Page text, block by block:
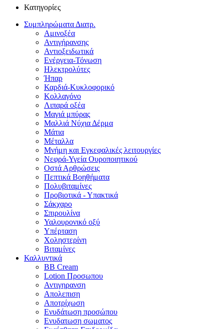
Κατηγορίες
Συμπληρώματα Διατρ.
Αμινοξέα
Αντιγήρανσης
Αντιοξειδωτικά
Ενέργεια-Τόνωση
Ηλεκτρολύτες
Ήπαρ
Καρδιά-Κυκλοφορικό
Κολλαγόνο
Λιπαρά οξέα
Μαγιά μπύρας
Μαλλιά Νύχια Δέρμα
Μάτια
Μέταλλα
Μνήμη και Εγκεφαλικές λειτουργίες
Νεφρά-Υγεία Ουροποιητικού
Οστά Αρθρώσεις
Πεπτικά Βοηθήματα
Πολυβιταμίνες
Προβιοτικά - Υπακτικά
Σάκχαρο
Σπιρουλίνα
Υαλουρονικό οξύ
Υπέρταση
Χοληστερίνη
Βιταμίνες
Καλλυντικά
BB Cream
Lotion Προσωπου
Αντιγηρανση
Απολεπιση
Αποτρίχωση
Ενυδάτωση προσώπου
Ενυδατωση σωματος